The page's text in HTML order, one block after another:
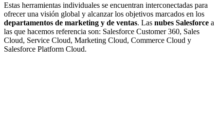
Estas herramientas individuales se encuentran interconectadas para
ofrecer una visión global y alcanzar los objetivos marcados en los
departamentos de marketing y de ventas. Las nubes Salesforce a
las que hacemos referencia son: Salesforce Customer 360, Sales
Cloud, Service Cloud, Marketing Cloud, Commerce Cloud y
Salesforce Platform Cloud.